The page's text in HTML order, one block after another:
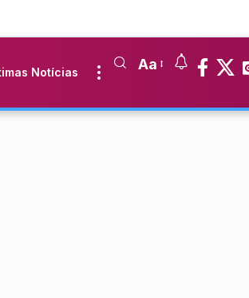
Notícias Aa